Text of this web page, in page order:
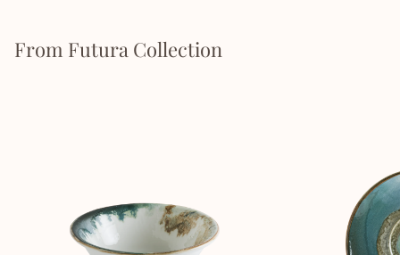
From Futura Collection